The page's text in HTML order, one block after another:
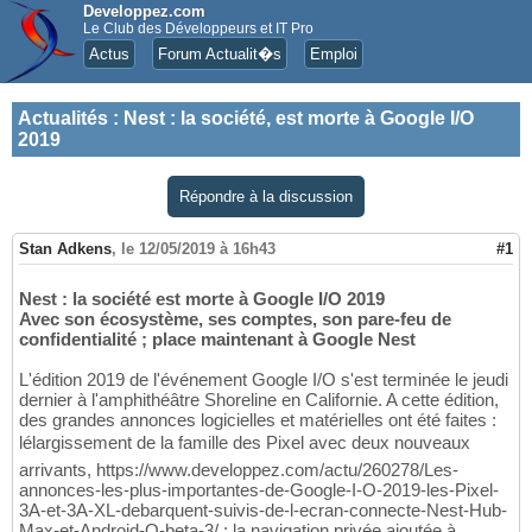
Developpez.com
Le Club des Développeurs et IT Pro
Actus Forum Actualit�s Emploi
Actualités : Nest : la société, est morte à Google I/O
2019
Répondre à la discussion
Stan Adkens, le 12/05/2019 à 16h43 #1
Nest : la société est morte à Google I/O 2019
Avec son écosystème, ses comptes, son pare-feu de
confidentialité ; place maintenant à Google Nest
L'édition 2019 de l'événement Google I/O s'est terminée le jeudi
dernier à l'amphithéâtre Shoreline en Californie. A cette édition,
des grandes annonces logicielles et matérielles ont été faites :
lélargissement de la famille des Pixel avec deux nouveaux
arrivants, https://www.developpez.com/actu/260278/Les-
annonces-les-plus-importantes-de-Google-I-O-2019-les-Pixel-
3A-et-3A-XL-debarquent-suivis-de-l-ecran-connecte-Nest-Hub-